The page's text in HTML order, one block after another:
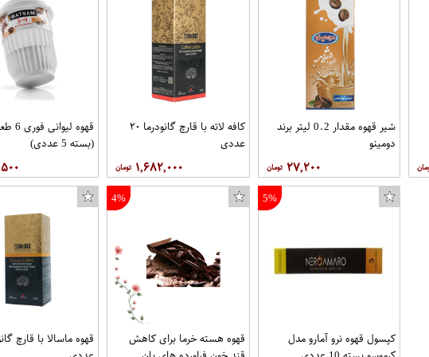
شیر قهوه مقدار 0.2 لیتر برند
دومینو
۲۷,۲۰۰
کافه لاته با قارچ گانودرما ۲۰
عددی
۱,۶۸۲,۰۰۰
قهوه
(بسته 5 عددی)
5%
کپسول قهوه نرو آمارو مدل
4%
قهوه هسته خرما برای کاهش